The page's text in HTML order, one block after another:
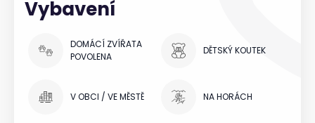
Vybavení
DOMÁCÍ ZVÍŘATA
POVOLENA
DĚTSKÝ KOUTEK
V OBCI / VE MĚSTĚ NA HORÁCH